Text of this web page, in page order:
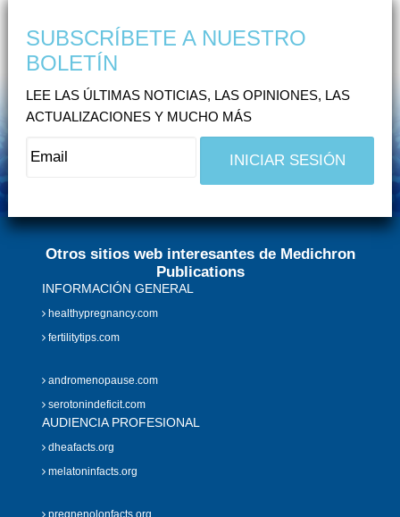
SUBSCRÍBETE A NUESTRO
BOLETÍN
LEE LAS ÚLTIMAS NOTICIAS, LAS OPINIONES, LAS
ACTUALIZACIONES Y MUCHO MÁS
Otros sitios web interesantes de Medichron
Publications
INFORMACIÓN GENERAL
healthypregnancy.com
fertilitytips.com
andromenopause.com
serotonindeficit.com
AUDIENCIA PROFESIONAL
dheafacts.org
melatoninfacts.org
pregnenolonfacts.org